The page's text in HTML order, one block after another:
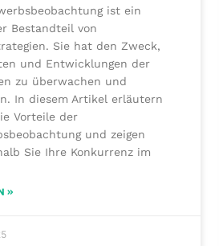
ist ein
Bestandteil von
Sie hat den Zweck,
und Entwicklungen der
zu überwachen und
In diesem Artikel erläutern
Vorteile der
und zeigen
Sie Ihre Konkurrenz im
»